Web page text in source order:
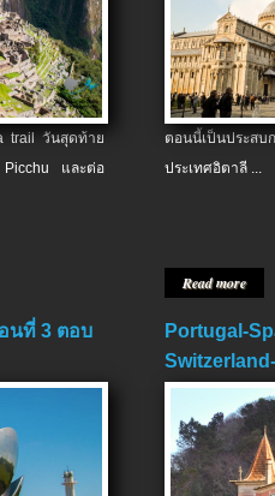
trail วันสุดท้าย
และต่อ
ตอนนี้เป็นประส
ประเทศอิตาลี ...
Read more
นที่ 3 ตอบ
Portugal-